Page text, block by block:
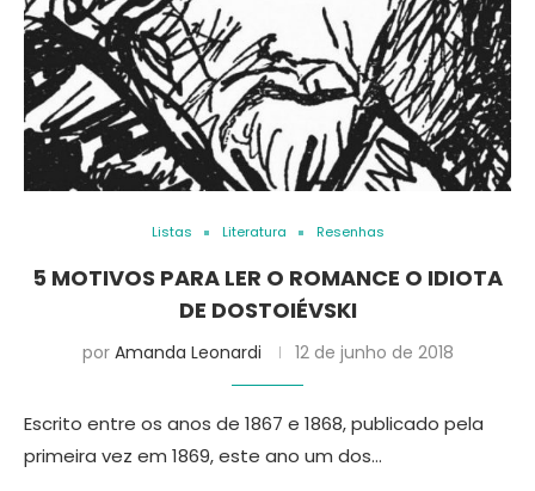
Listas Literatura Resenhas
5 MOTIVOS PARA LER O ROMANCE O IDIOTA
DE DOSTOIÉVSKI
por Amanda Leonardi 12 de junho de 2018
Escrito entre os anos de 1867 e 1868, publicado pela
primeira vez em 1869, este ano um dos…